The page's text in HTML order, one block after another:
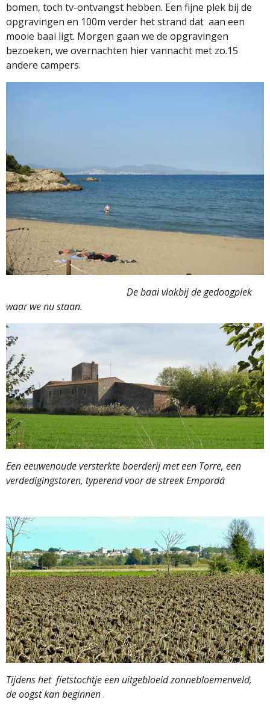
bomen, toch tv-ontvangst hebben. Een fijne plek bij de
opgravingen en 100m verder het strand dat aan een
mooie baai ligt. Morgen gaan we de opgravingen
bezoeken, we overnachten hier vannacht met zo.15
andere campers.
De baai vlakbij de gedoogplek
waar we nu staan.
Een eeuwenoude versterkte boerderij met een Torre, een
verdedigingstoren, typerend voor de streek Empordá
Tijdens het fietstochtje een uitgebloeid zonnebloemenveld,
de oogst kan beginnen.